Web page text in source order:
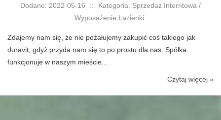
Dodane: 2022-05-16 ::
Kategoria: Sprzedaż Interntowa /
Wyposażenie Łazienki
Zdajemy nam się, że nie pożałujemy zakupić coś takiego jak
duravit, gdyż przyda nam się to po prostu dla nas. Spółka
funkcjonuje w naszym mieście...
Czytaj więcej »